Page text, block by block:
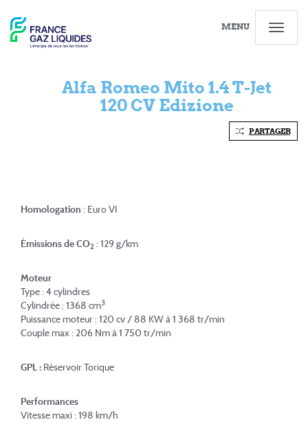
MENU
Alfa Romeo Mito 1.4 T-Jet
120 CV Edizione
PARTAGER
Homologation : Euro VI
Émissions de CO2 : 129 g/km
Moteur
Type : 4 cylindres
Cylindrée : 1368 cm3
Puissance moteur : 120 cv / 88 KW à 1 368 tr/min
Couple max : 206 Nm à 1 750 tr/min
GPL : Réservoir Torique
Performances
Vitesse maxi : 198 km/h